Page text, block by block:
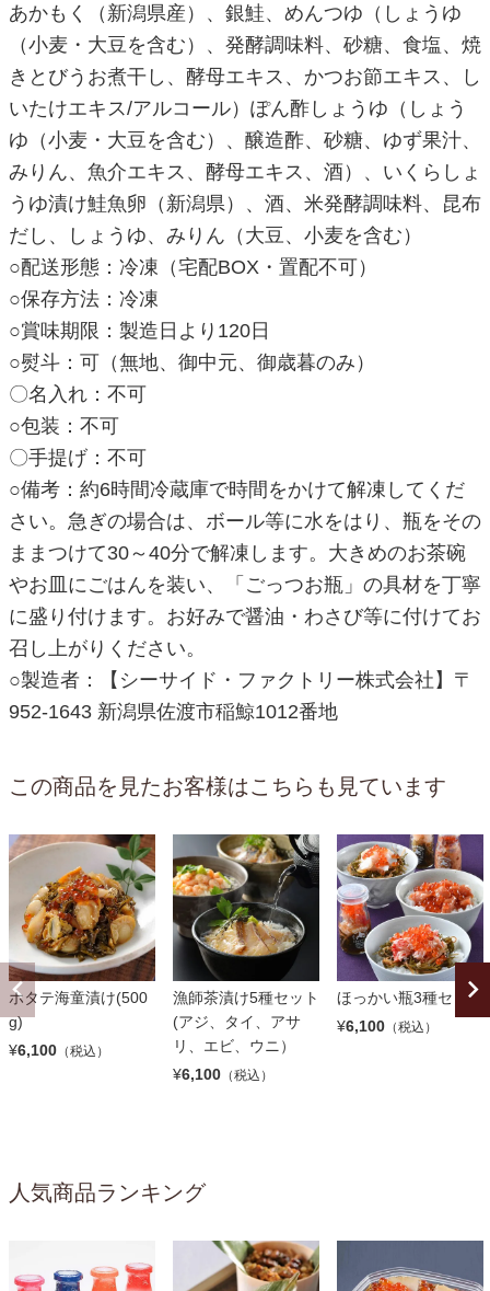
あかもく（新潟県産）、銀鮭、めんつゆ（しょうゆ
（小麦・大豆を含む）、発酵調味料、砂糖、食塩、焼
きとびうお煮干し、酵母エキス、かつお節エキス、し
いたけエキス/アルコール）ぽん酢しょうゆ（しょう
ゆ（小麦・大豆を含む）、醸造酢、砂糖、ゆず果汁、
みりん、魚介エキス、酵母エキス、酒）、いくらしょ
うゆ漬け鮭魚卵（新潟県）、酒、米発酵調味料、昆布
だし、しょうゆ、みりん（大豆、小麦を含む）
○配送形態：冷凍（宅配BOX・置配不可）
○保存方法：冷凍
○賞味期限：製造日より120日
○熨斗：可（無地、御中元、御歳暮のみ）
〇名入れ：不可
○包装：不可
〇手提げ：不可
○備考：約6時間冷蔵庫で時間をかけて解凍してくだ
さい。急ぎの場合は、ボール等に水をはり、瓶をその
ままつけて30～40分で解凍します。大きめのお茶碗
やお皿にごはんを装い、「ごっつお瓶」の具材を丁寧
に盛り付けます。お好みで醤油・わさび等に付けてお
召し上がりください。
○製造者：【シーサイド・ファクトリー株式会社】〒
952-1643 新潟県佐渡市稲鯨1012番地
この商品を見たお客様はこちらも見ています
ホタテ海童漬け(500
g)
¥6,100 （税込）
漁師茶漬け5種セット
(アジ、タイ、アサ
リ、エビ、ウニ）
¥6,100 （税込）
ほっかい瓶3種セット
¥6,100 （税込）
人気商品ランキング